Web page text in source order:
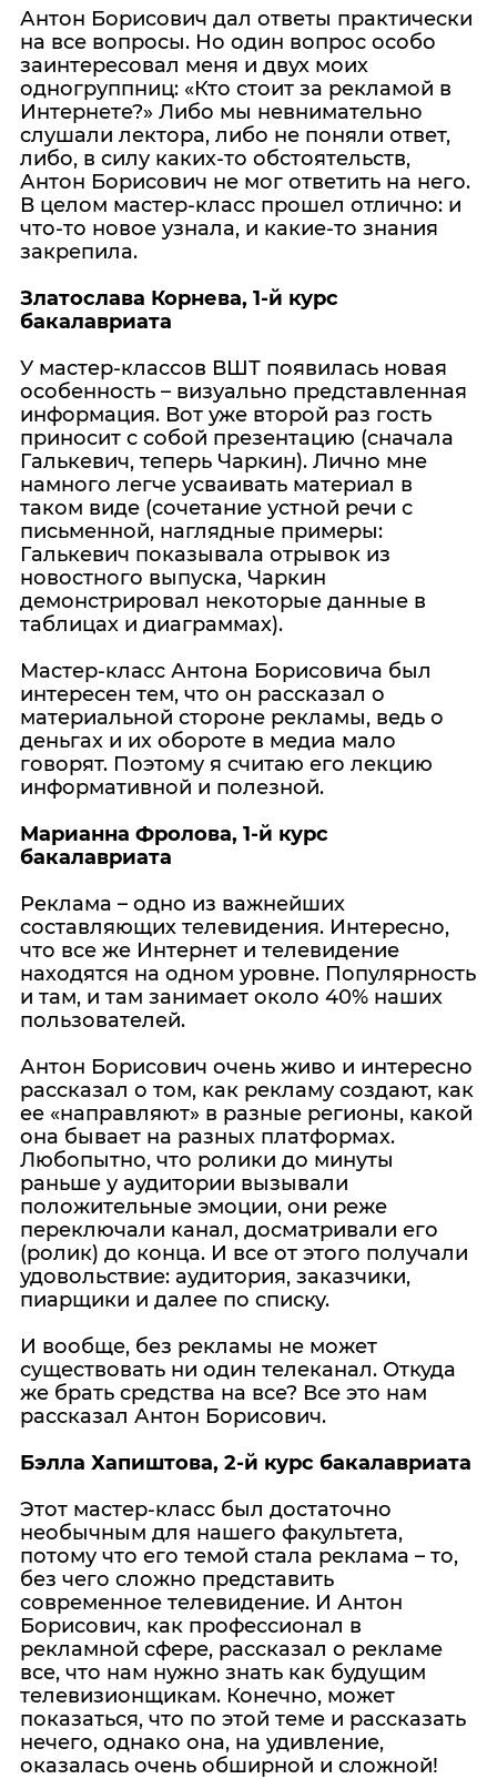
Антон Борисович дал ответы практически
на все вопросы. Но один вопрос особо
заинтересовал меня и двух моих
одногруппниц: «Кто стоит за рекламой в
Интернете?» Либо мы невнимательно
слушали лектора, либо не поняли ответ,
либо, в силу каких-то обстоятельств,
Антон Борисович не мог ответить на него.
В целом мастер-класс прошел отлично: и
что-то новое узнала, и какие-то знания
закрепила.
Златослава Корнева, 1-й курс
бакалавриата
У мастер-классов ВШТ появилась новая
особенность – визуально представленная
информация. Вот уже второй раз гость
приносит с собой презентацию (сначала
Галькевич, теперь Чаркин). Лично мне
намного легче усваивать материал в
таком виде (сочетание устной речи с
письменной, наглядные примеры:
Галькевич показывала отрывок из
новостного выпуска, Чаркин
демонстрировал некоторые данные в
таблицах и диаграммах).
Мастер-класс Антона Борисовича был
интересен тем, что он рассказал о
материальной стороне рекламы, ведь о
деньгах и их обороте в медиа мало
говорят. Поэтому я считаю его лекцию
информативной и полезной.
Марианна Фролова, 1-й курс
бакалавриата
Реклама – одно из важнейших
составляющих телевидения. Интересно,
что все же Интернет и телевидение
находятся на одном уровне. Популярность
и там, и там занимает около 40% наших
пользователей.
Антон Борисович очень живо и интересно
рассказал о том, как рекламу создают, как
ее «направляют» в разные регионы, какой
она бывает на разных платформах.
Любопытно, что ролики до минуты
раньше у аудитории вызывали
положительные эмоции, они реже
переключали канал, досматривали его
(ролик) до конца. И все от этого получали
удовольствие: аудитория, заказчики,
пиарщики и далее по списку.
И вообще, без рекламы не может
существовать ни один телеканал. Откуда
же брать средства на все? Все это нам
рассказал Антон Борисович.
Бэлла Хапиштова, 2-й курс бакалавриата
Этот мастер-класс был достаточно
необычным для нашего факультета,
потому что его темой стала реклама – то,
без чего сложно представить
современное телевидение. И Антон
Борисович, как профессионал в
рекламной сфере, рассказал о рекламе
все, что нам нужно знать как будущим
телевизионщикам. Конечно, может
показаться, что по этой теме и рассказать
нечего, однако она, на удивление,
оказалась очень обширной и сложной!